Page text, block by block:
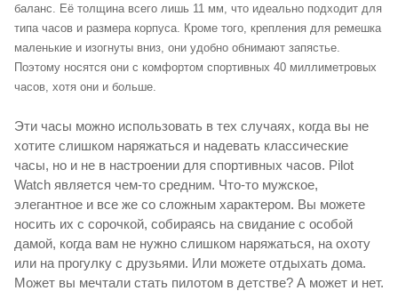
баланс. Её толщина всего лишь 11 мм, что идеально подходит для
типа часов и размера корпуса. Кроме того, крепления для ремешка
маленькие и изогнуты вниз, они удобно обнимают запястье.
Поэтому носятся они с комфортом спортивных 40 миллиметровых
часов, хотя они и больше.
Эти часы можно использовать в тех случаях, когда вы не
хотите слишком наряжаться и надевать классические
часы, но и не в настроении для спортивных часов. Pilot
Watch является чем-то средним. Что-то мужское,
элегантное и все же со сложным характером. Вы можете
носить их с сорочкой, собираясь на свидание с особой
дамой, когда вам не нужно слишком наряжаться, на охоту
или на прогулку с друзьями. Или можете отдыхать дома.
Может вы мечтали стать пилотом в детстве? А может и нет.